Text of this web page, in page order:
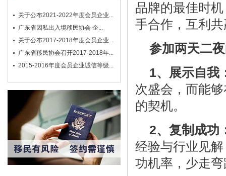
关于公布2021-2022年度会员企业...
广东省因私出入境移民协会 企...
关于公布2017-2018年度会员企业...
广东省移民协会召开2017-2018年...
2015-2016年度会员企业诚信等级...
品牌的最佳时
手合作，互利
参加两天二
1、展示自我
次盛会，而能
的契机。
2、复制成功
经验与行业见
功机率，少走